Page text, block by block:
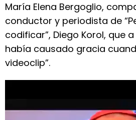
María Elena Bergoglio,
conductor y periodista de
codificar”, Diego Korol, que
había causado gracia
videoclip”.